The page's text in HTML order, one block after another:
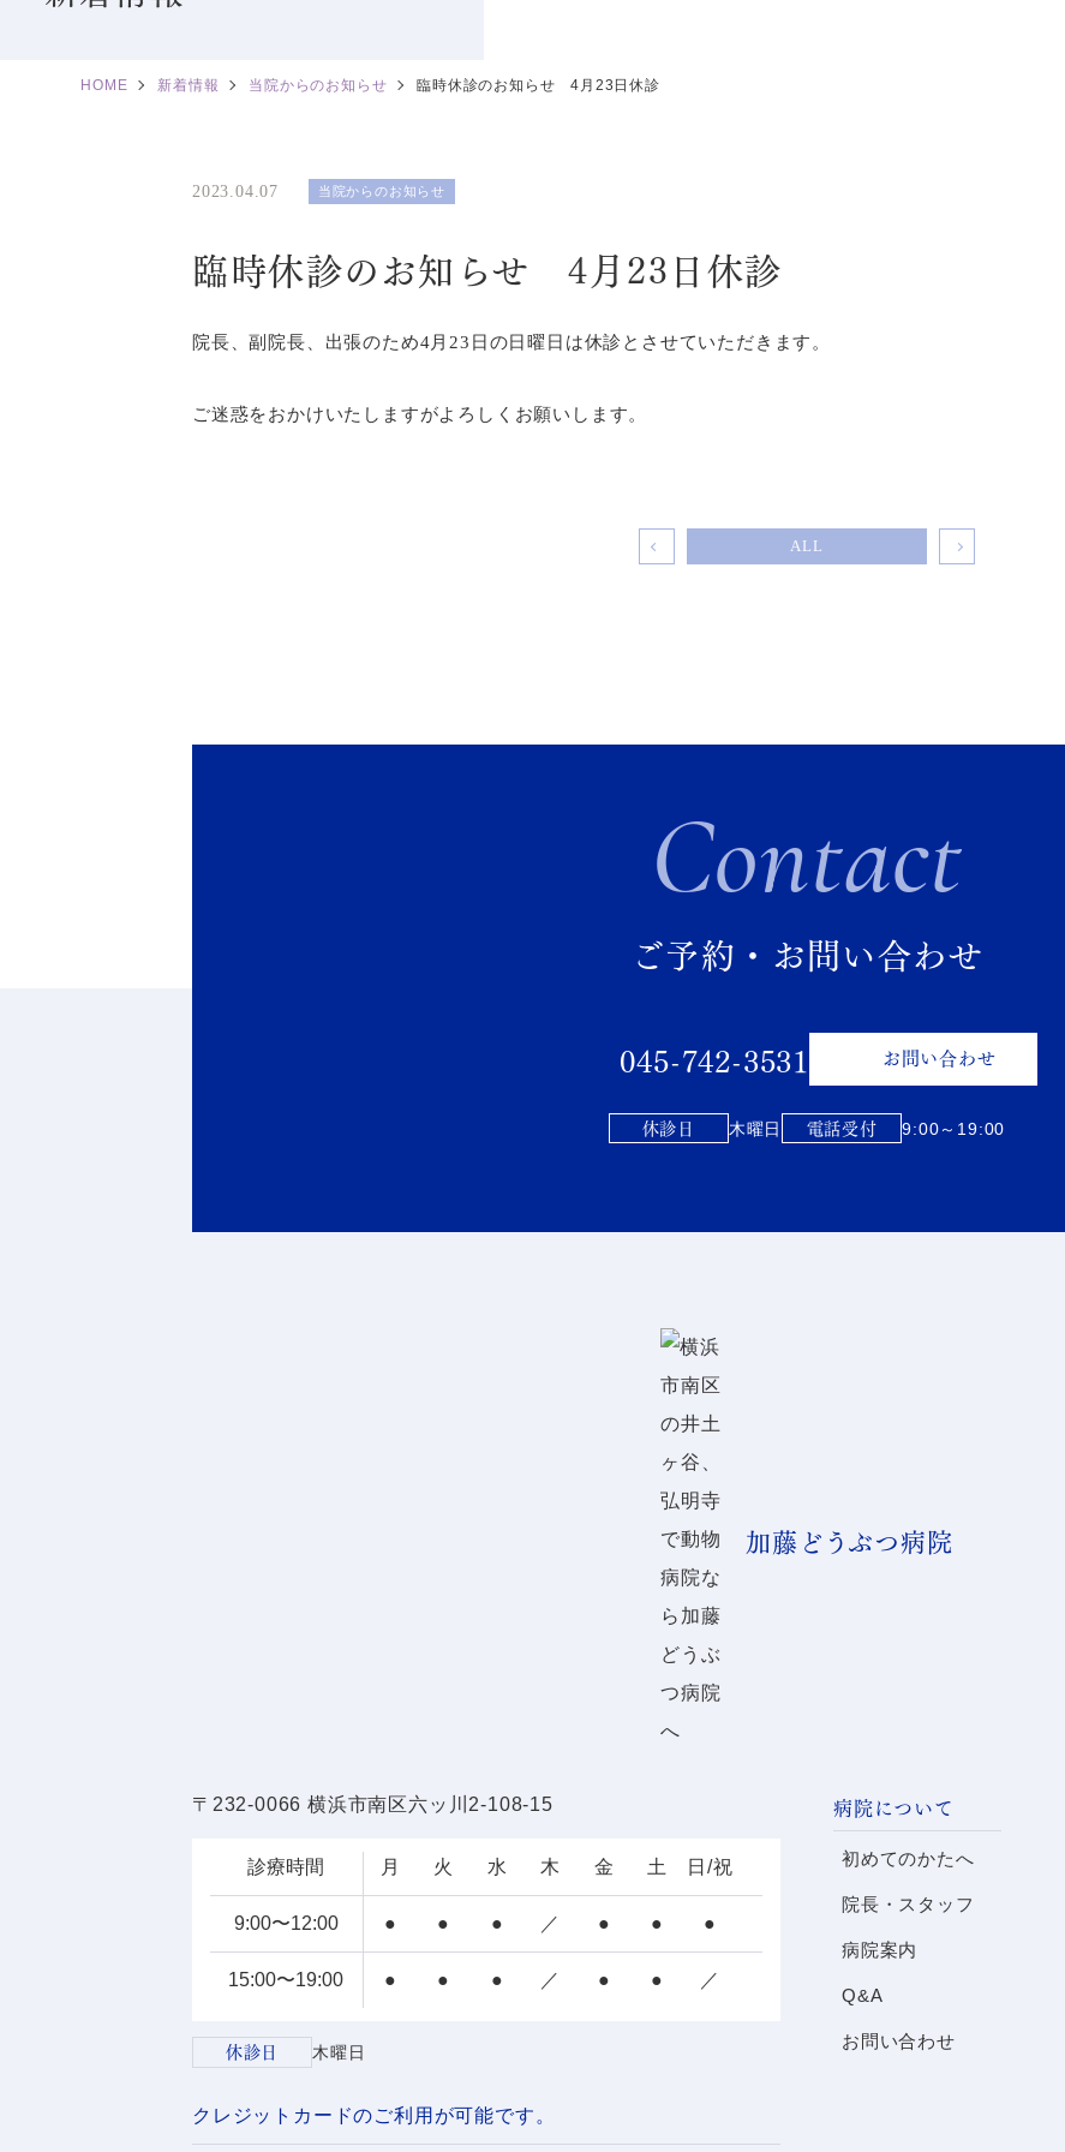
HOME 新着情報 当院からのお知らせ 臨時休診のお知らせ 4月23日休診
2023.04.07 当院からのお知らせ
臨時休診のお知らせ 4月23日休診
院長、副院長、出張のため4月23日の日曜日は休診とさせていただきます。
ご迷惑をおかけいたしますがよろしくお願いします。
ALL
Contact
ご予約・お問い合わせ
045-742-3531 お問い合わせ
休診日 木曜日 電話受付 9:00～19:00
加藤どうぶつ病院
〒232-0066 横浜市南区六ッ川2-108-15
診療時間 月 火 水 木 金 土 日/祝
9:00〜12:00 ● ● ● ／ ● ● ●
15:00〜19:00 ● ● ● ／ ● ● ／
休診日 木曜日
クレジットカードのご利用が可能です。
病院について
初めてのかたへ
院長・スタッフ
病院案内
Q&A
お問い合わせ